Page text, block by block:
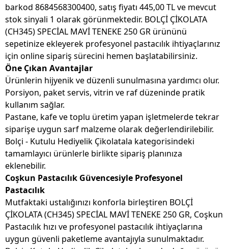
barkod 8684568300400, satış fiyatı 445,00 TL ve mevcut
stok sinyali 1 olarak görünmektedir. BOLÇİ ÇİKOLATA
(CH345) SPECİAL MAVİ TENEKE 250 GR ürününü
sepetinize ekleyerek profesyonel pastacılık ihtiyaçlarınız
için online sipariş sürecini hemen başlatabilirsiniz.
Öne Çıkan Avantajlar
Ürünlerin hijyenik ve düzenli sunulmasına yardımcı olur.
Porsiyon, paket servis, vitrin ve raf düzeninde pratik
kullanım sağlar.
Pastane, kafe ve toplu üretim yapan işletmelerde tekrar
siparişe uygun sarf malzeme olarak değerlendirilebilir.
Bolçi - Kutulu Hediyelik Çikolatala kategorisindeki
tamamlayıcı ürünlerle birlikte sipariş planınıza
eklenebilir.
Coşkun Pastacılık Güvencesiyle Profesyonel
Pastacılık
Mutfaktaki ustalığınızı konforla birleştiren BOLÇİ
ÇİKOLATA (CH345) SPECİAL MAVİ TENEKE 250 GR, Coşkun
Pastacılık hızı ve profesyonel pastacılık ihtiyaçlarına
uygun güvenli paketleme avantajıyla sunulmaktadır.